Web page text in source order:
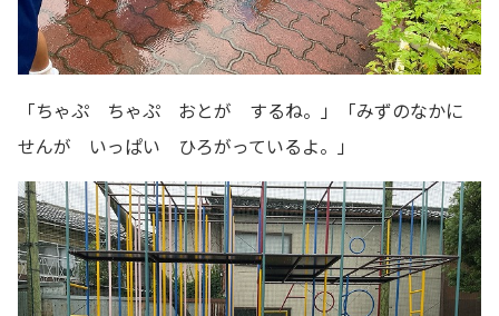
「ちゃぷ ちゃぷ おとが するね。」「みずのなかに
せんが いっぱい ひろがっているよ。」